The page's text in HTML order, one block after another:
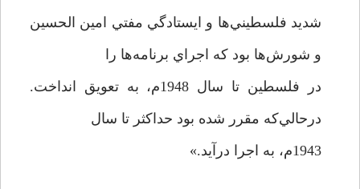
شديد فلسطيني‌ها و ايستادگي مفتي امين الحسين
و شورش‌ها بود كه اجراي برنامه‌ها را
در فلسطين تا سال 1948م، به تعويق انداخت.
در‌حالي‌كه مقرر شده بود حداكثر تا سال
1943م، به اجرا درآيد.»